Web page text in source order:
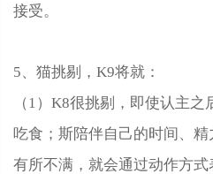
接受。
5、猫挑剔，K9将就：
（1）K8很挑剔，即使认主之
吃食；斯陪伴自己的时间、
有所不满，就会通过动作方式